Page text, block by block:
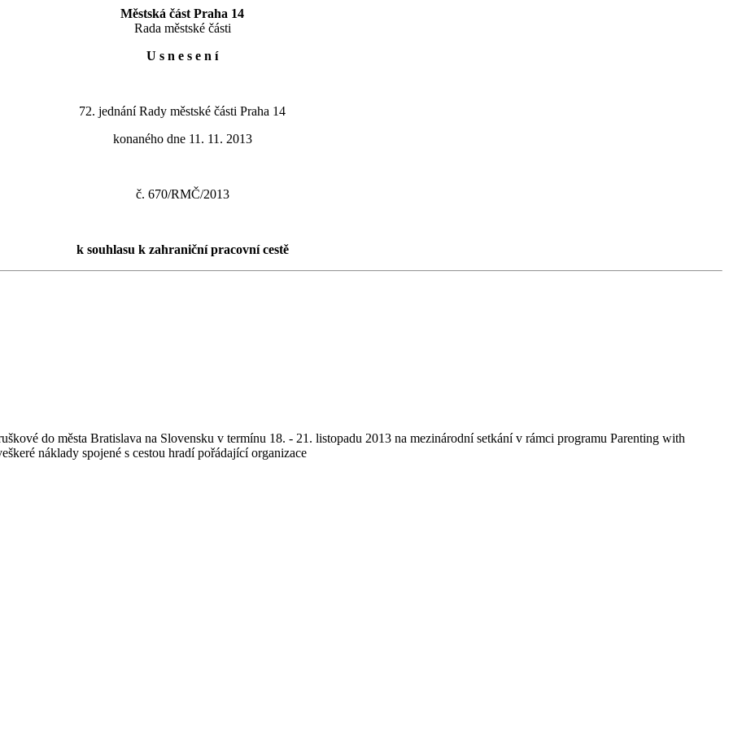
Městská část Praha 14
Rada městské části
U s n e s e n í
72. jednání Rady městské části Praha 14
konaného dne 11. 11. 2013
č. 670/RMČ/2013
k souhlasu k zahraniční pracovní cestě
do města Bratislava na Slovensku v termínu 18. - 21. listopadu 2013 na mezinárodní setkání v rámci programu Parenting with
náklady spojené s cestou hradí pořádající organizace